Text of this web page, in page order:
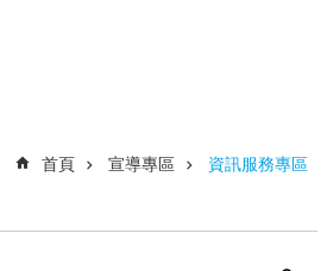
首頁 宣導專區 資訊服務專區